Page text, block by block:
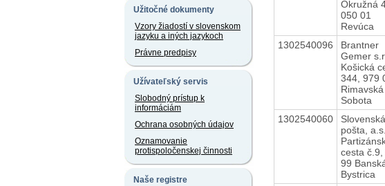
Užitočné dokumenty
Vzory žiadostí v slovenskom
jazyku a iných jazykoch
Právne predpisy
Užívateľský servis
Slobodný prístup k
informáciám
Ochrana osobných údajov
Oznamovanie
protispoločenskej činnosti
Naše registre
Okružná
050 01
Revúca
1302540096
Brantner
Gemer
Košická
344, 979
Rimavská
Sobota
1302540060
Slovenská
pošta, a.s.
cesta č.9,
99
Bystrica